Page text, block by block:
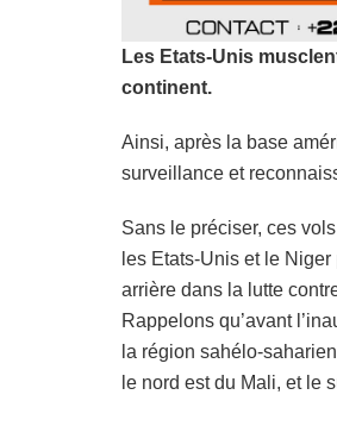
Les Etats-Unis
continent.
Ainsi, après la base
surveillance et
Sans le préciser, ces
les Etats-Unis et le
arrière dans la lutte
Rappelons qu’avant
la région sahélo-
le nord est du Mali, et le